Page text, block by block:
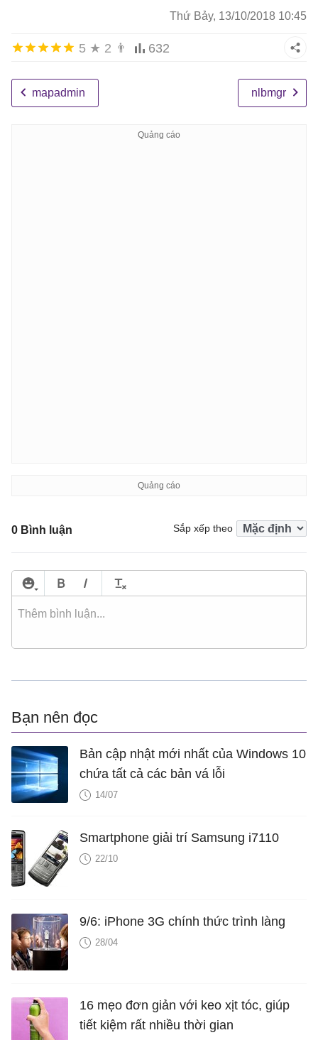
Thứ Bảy, 13/10/2018 10:45
5 ★ 2 👨 632
mapadmin nlbmgr
0 Bình luận Sắp xếp theo
Bạn nên đọc
Bản cập nhật mới nhất của Windows 10
chứa tất cả các bản vá lỗi
14/07
Smartphone giải trí Samsung i7110
22/10
9/6: iPhone 3G chính thức trình làng
28/04
16 mẹo đơn giản với keo xịt tóc, giúp
tiết kiệm rất nhiều thời gian